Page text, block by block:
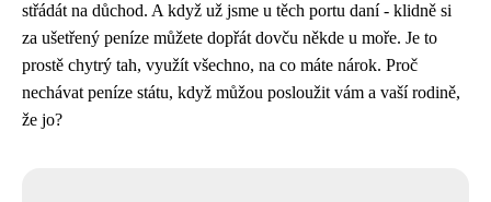
střádát na důchod. A když už jsme u těch portu daní - klidně si
za ušetřený peníze můžete dopřát dovču někde u moře. Je to
prostě chytrý tah, využít všechno, na co máte nárok. Proč
nechávat peníze státu, když můžou posloužit vám a vaší rodině,
že jo?